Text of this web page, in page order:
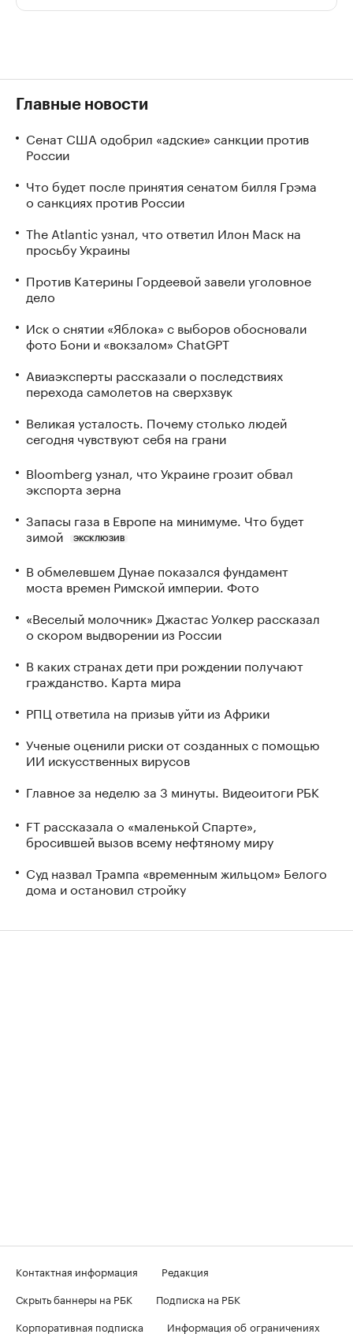
Главные новости
Сенат США одобрил «адские» санкции против
России
Что будет после принятия сенатом билля Грэма
о санкциях против России
The Atlantic узнал, что ответил Илон Маск на
просьбу Украины
Против Катерины Гордеевой завели уголовное
дело
Иск о снятии «Яблока» с выборов обосновали
фото Бони и «вокзалом» ChatGPT
Авиаэксперты рассказали о последствиях
перехода самолетов на сверхзвук
Великая усталость. Почему столько людей
сегодня чувствуют себя на грани
Bloomberg узнал, что Украине грозит обвал
экспорта зерна
Запасы газа в Европе на минимуме. Что будет
зимой
ЭКСКЛЮЗИВ
В обмелевшем Дунае показался фундамент
моста времен Римской империи. Фото
«Веселый молочник» Джастас Уолкер рассказал
о скором выдворении из России
В каких странах дети при рождении получают
гражданство. Карта мира
РПЦ ответила на призыв уйти из Африки
Ученые оценили риски от созданных с помощью
ИИ искусственных вирусов
Главное за неделю за 3 минуты. Видеоитоги РБК
FT рассказала о «маленькой Спарте»,
бросившей вызов всему нефтяному миру
Суд назвал Трампа «временным жильцом» Белого
дома и остановил стройку
Контактная информация
Редакция
Скрыть баннеры на РБК
Подписка на РБК
Корпоративная подписка
Информация об ограничениях